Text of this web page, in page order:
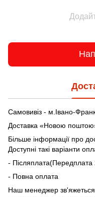
Самовивіз - м.Івано-
Доставка «Новою
Більше інформації про
Доступні такі варіанти
- Післяплата(Передплата
- Повна оплата
Наш менеджер